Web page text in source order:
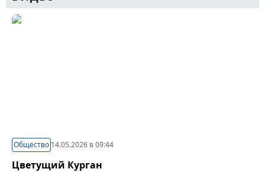
Общество 14.05.2026 в 09:44
Цветущий Курган